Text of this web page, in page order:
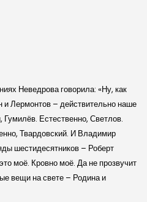
Неведрова говорила: «Ну, как
и Лермонтов – действительно наше
Естественно, Светлов.
Твардовский. И Владимир
шестидесятников – Роберт
моё. Кровно моё. Да не прозвучит
вещи на свете – Родина и